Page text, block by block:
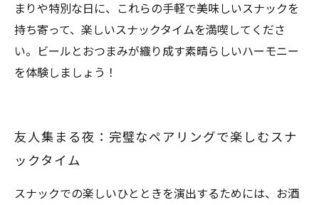
まりや特別な日に、これらの手軽で美味しいスナックを
持ち寄って、楽しいスナックタイムを満喫してくださ
い。ビールとおつまみが織り成す素晴らしいハーモニー
を体験しましょう！
友人集まる夜：完璧なペアリングで楽しむスナ
ックタイム
スナックでの楽しいひとときを演出するためには、お酒